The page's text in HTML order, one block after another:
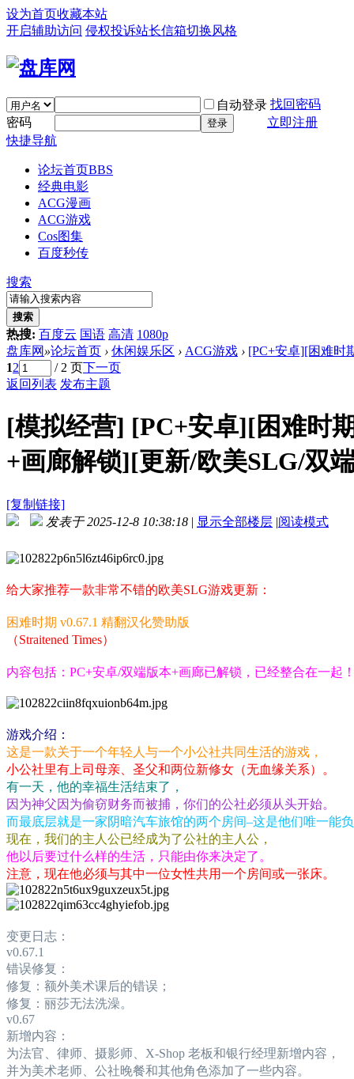
设为首页收藏本站
开启辅助访问 侵权投诉站长信箱切换风格
自动登录 找回密码
密码
登录
立即注册
快捷导航
论坛首页BBS
经典电影
ACG漫画
ACG游戏
Cos图集
百度秒传
搜索
搜索
热搜: 百度云 国语 高清 1080p
盘库网 »论坛首页 › 休闲娱乐区 › ACG游戏 › [PC+安卓][困难时
12 / 2 页下一页
返回列表 发布主题
[模拟经营] [PC+安卓][困难时
+画廊解锁][更新/欧美SLG/双
[复制链接]
发表于 2025-12-8 10:38:18 | 显示全部楼层 |阅读模式
给大家推荐一款非常不错的欧美SLG游戏更新：
困难时期 v0.67.1 精翻汉化赞助版
（Straitened Times）
内容包括：PC+安卓/双端版本+画廊已解锁，已经整合在一起
游戏介绍：
这是一款关于一个年轻人与一个小公社共同生活的游戏，
小公社里有上司母亲、圣父和两位新修女（无血缘关系）。
有一天，他的幸福生活结束了，
因为神父因为偷窃财务而被捕，你们的公社必须从头开始。
而最底层就是一家阴暗汽车旅馆的两个房间–这是他们唯一能
现在，我们的主人公已经成为了公社的主人公，
他以后要过什么样的生活，只能由你来决定了。
注意，现在他必须与其中一位女性共用一个房间或一张床。
变更日志：
v0.67.1
错误修复：
修复：额外美术课后的错误；
修复：丽莎无法洗澡。
v0.67
新增内容：
为法官、律师、摄影师、X-Shop 老板和银行经理新增内容，
并为美术老师、公社晚餐和其他角色添加了一些内容。